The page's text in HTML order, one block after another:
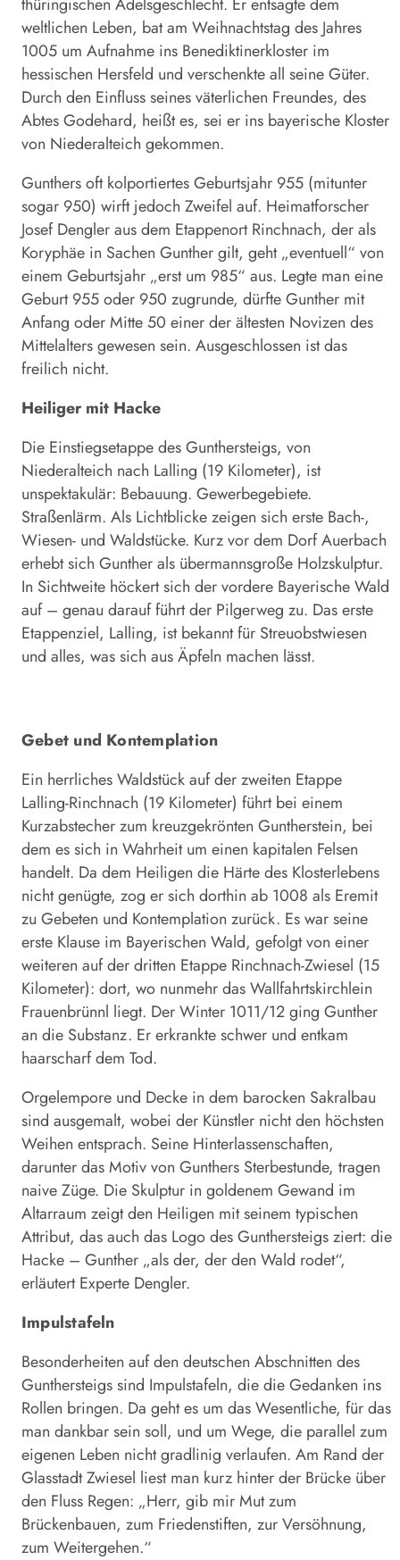
weltlichen Leben, bat am Weihnachtstag des Jahres
1005 um Aufnahme ins Benediktinerkloster im
hessischen Hersfeld und verschenkte all seine Güter.
Durch den Einfluss seines väterlichen Freundes, des
Abtes Godehard, heißt es, sei er ins bayerische Kloster
von Nieder­alteich gekommen.
Gunthers oft kolportiertes Geburtsjahr 955 (mitunter
sogar 950) wirft jedoch Zweifel auf. Heimatforscher
Josef Dengler aus dem Etappenort Rinchnach, der als
Koryphäe in Sachen Gunther gilt, geht „eventuell“ von
einem Geburtsjahr „erst um 985“ aus. Legte man eine
Geburt 955 oder 950 zugrunde, dürfte Gunther mit
Anfang oder Mitte 50 einer der ältesten Novizen des
Mittelalters gewesen sein. Ausgeschlossen ist das
freilich nicht.
Heiliger mit Hacke
Die Einstiegsetappe des Gunthersteigs, von
Niederalteich nach Lalling (19 Kilometer), ist
unspektakulär: Bebauung. Gewerbegebiete.
Straßenlärm. Als Lichtblicke zeigen sich erste Bach-,
Wiesen- und Waldstücke. Kurz vor dem Dorf Auerbach
erhebt sich Gunther als übermannsgroße Holzskulptur.
In Sichtweite höckert sich der vordere Bayerische Wald
auf – genau darauf führt der Pilgerweg zu. Das erste
Etappenziel, Lalling, ist bekannt für Streuobstwiesen
und alles, was sich aus Äpfeln machen lässt.
Gebet und Kontemplation
Ein herrliches Waldstück auf der zweiten Etappe
Lalling-Rinchnach (19 Kilometer) führt bei einem
Kurzabstecher zum kreuzgekrönten Guntherstein, bei
dem es sich in Wahrheit um einen kapitalen Felsen
handelt. Da dem Heiligen die Härte des Klosterlebens
nicht genügte, zog er sich dorthin ab 1008 als Eremit
zu Gebeten und Kontemplation zurück. Es war seine
erste Klause im Bayerischen Wald, gefolgt von einer
weiteren auf der dritten Etappe Rinchnach-Zwiesel (15
Kilometer): dort, wo nunmehr das Wallfahrtskirchlein
Frauenbrünnl liegt. Der Winter 1011/12 ging Gunther
an die Substanz. Er erkrankte schwer und entkam
haarscharf dem Tod.
Orgelempore und Decke in dem barocken Sakralbau
sind ausgemalt, wobei der Künstler nicht den höchsten
Weihen entsprach. Seine Hinterlassenschaften,
darunter das Motiv von Gunthers Sterbestunde, tragen
naive Züge. Die Skulptur in goldenem Gewand im
Altarraum zeigt den Heiligen mit seinem typischen
Attribut, das auch das Logo des Gunthersteigs ziert: die
Hacke – Gunther „als der, der den Wald rodet“,
erläutert Experte Dengler.
Impulstafeln
Besonderheiten auf den deutschen Abschnitten des
Gunthersteigs sind Impulstafeln, die die Gedanken ins
Rollen bringen. Da geht es um das Wesentliche, für das
man dankbar sein soll, und um Wege, die parallel zum
eigenen Leben nicht gradlinig verlaufen. Am Rand der
Glasstadt Zwiesel liest man kurz hinter der Brücke über
den Fluss Regen: „Herr, gib mir Mut zum
Brückenbauen, zum Friedenstiften, zur Versöhnung,
zum Weitergehen.“